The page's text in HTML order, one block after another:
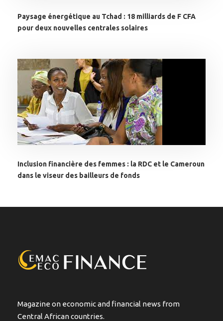
Paysage énergétique au Tchad : 18 milliards de F CFA
pour deux nouvelles centrales solaires
Inclusion financière des femmes : la RDC et le Cameroun
dans le viseur des bailleurs de fonds
Magazine on economic and financial news from
Central African countries.